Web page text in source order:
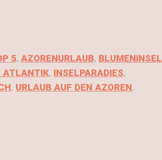
5, AZORENURLAUB, BLUMENINSEL
ATLANTIK, INSELPARADIES,
, URLAUB AUF DEN AZOREN,